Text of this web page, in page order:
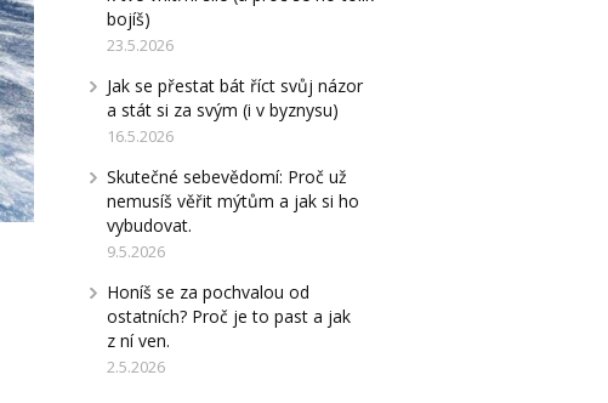
bojíš)
23.5.2026
Jak se přestat bát říct svůj názor
a stát si za svým (i v byznysu)
16.5.2026
Skutečné sebevědomí: Proč už
nemusíš věřit mýtům a jak si ho
vybudovat.
9.5.2026
Honíš se za pochvalou od
ostatních? Proč je to past a jak
z ní ven.
2.5.2026